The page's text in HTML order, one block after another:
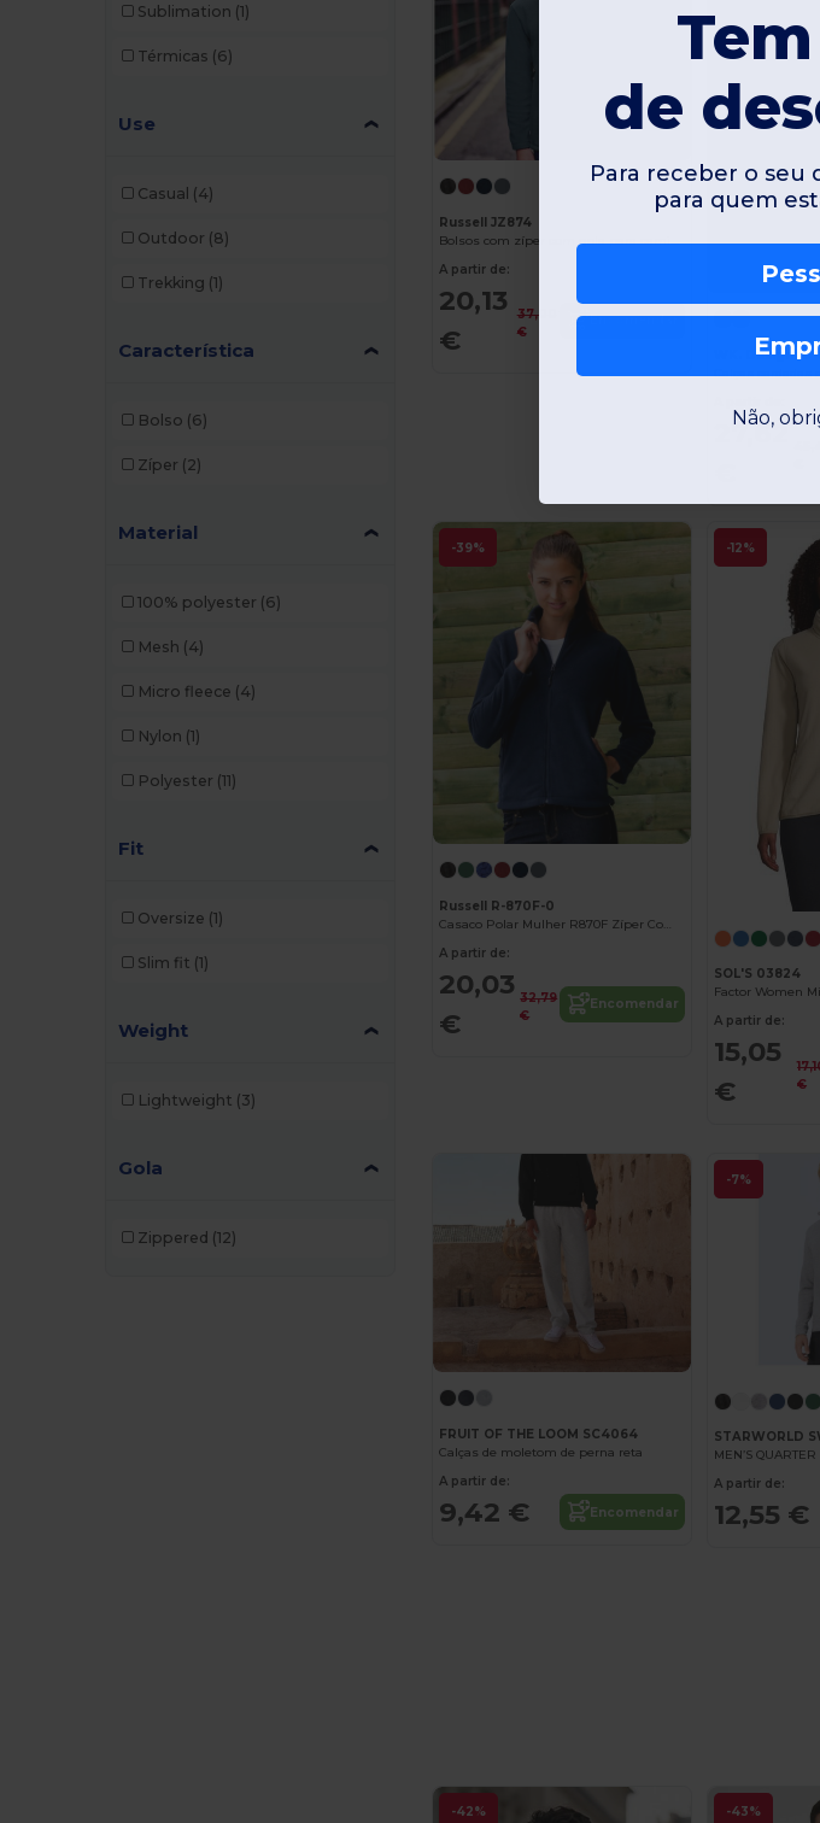
Velilla
Sublimation (1)
Térmicas (6)
Use
Casual (4)
Outdoor (8)
Trekking (1)
Característica
Bolso (6)
Zíper (2)
Material
100% polyester (6)
Mesh (4)
Micro fleece (4)
Nylon (1)
Polyester (11)
Fit
Oversize (1)
Slim fit (1)
Weight
Lightweight (3)
Gola
Zippered (12)
Russell JZ874
Bolsos com zíper com gola para caminhoneiro
A partir de:
20,13
€
37,00
€
Encomendar
WK. Designed
27,62
-39%
Russell R-870F-0
A partir de:
20,03
€
32,79
€
Encomendar
-12%
SOL'S 03824
A partir de:
15,05
€
€
FRUIT OF THE LOOM SC4064
Calças de moletom de perna reta
A partir de:
9,42 € Encomendar
-7%
STARWORLD
MEN’S
A partir de:
12,55 €
-42% -43%
de
Para receber o seu
para quem
Não,